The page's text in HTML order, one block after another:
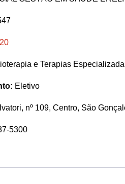
e Terapias
Eletivo
nº 109, Centro, São
5300